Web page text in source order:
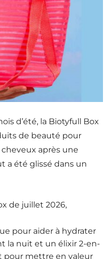
d’été, la Biotyfull Box
de beauté pour
après une
a été glissé dans un
de juillet 2026,
pour aider à hydrater
la nuit et un élixir 2-en-
pour mettre en valeur